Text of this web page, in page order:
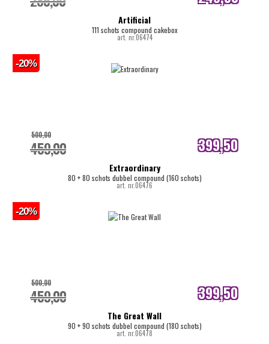
Artificial
111 schots compound cakebox
art. nr.06474
internetprijs
Extraordinary
80 + 80 schots dubbel compound (160 schots)
art. nr.06476
459,00
500,00 399,50
internetprijs
-20%
The Great Wall
90 + 90 schots dubbel compound (180 schots)
art. nr.06478
459,00
500,00 399,50
internetprijs
-20%